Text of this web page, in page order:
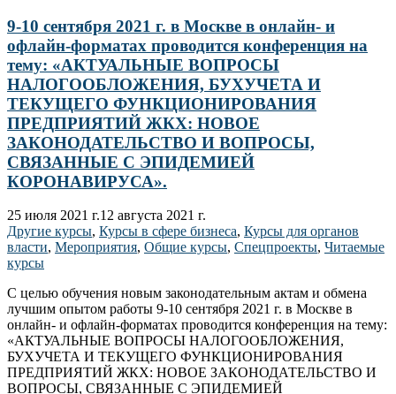
9-10 сентября 2021 г. в Москве в онлайн- и
офлайн-форматах проводится конференция на
тему: «АКТУАЛЬНЫЕ ВОПРОСЫ
НАЛОГООБЛОЖЕНИЯ, БУХУЧЕТА И
ТЕКУЩЕГО ФУНКЦИОНИРОВАНИЯ
ПРЕДПРИЯТИЙ ЖКХ: НОВОЕ
ЗАКОНОДАТЕЛЬСТВО И ВОПРОСЫ,
СВЯЗАННЫЕ С ЭПИДЕМИЕЙ
КОРОНАВИРУСА».
25 июля 2021 г.12 августа 2021 г.
Другие курсы, Курсы в сфере бизнеса, Курсы для органов
власти, Мероприятия, Общие курсы, Спецпроекты, Читаемые
курсы
С целью обучения новым законодательным актам и обмена
лучшим опытом работы 9-10 сентября 2021 г. в Москве в
онлайн- и офлайн-форматах проводится конференция на тему:
«АКТУАЛЬНЫЕ ВОПРОСЫ НАЛОГООБЛОЖЕНИЯ,
БУХУЧЕТА И ТЕКУЩЕГО ФУНКЦИОНИРОВАНИЯ
ПРЕДПРИЯТИЙ ЖКХ: НОВОЕ ЗАКОНОДАТЕЛЬСТВО И
ВОПРОСЫ, СВЯЗАННЫЕ С ЭПИДЕМИЕЙ